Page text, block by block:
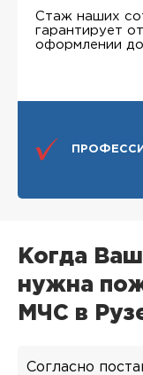
Стаж наших
гарантирует
оформлении
Когда
нужна
МЧС в
Согласно